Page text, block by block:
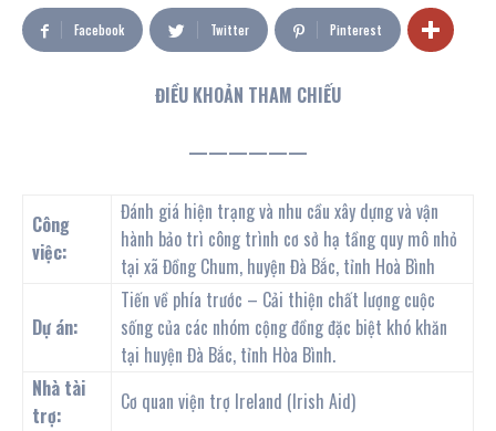
Facebook Twitter Pinterest
ĐIỀU KHOẢN THAM CHIẾU
——————
Công
việc:
Đánh giá hiện trạng và nhu cầu xây dựng và vận
hành bảo trì công trình cơ sở hạ tầng quy mô nhỏ
tại xã Đồng Chum, huyện Đà Bắc, tỉnh Hoà Bình
Dự án:
Tiến về phía trước – Cải thiện chất lượng cuộc
sống của các nhóm cộng đồng đặc biệt khó khăn
tại huyện Đà Bắc, tỉnh Hòa Bình.
Nhà tài
trợ:
Cơ quan viện trợ Ireland (Irish Aid)